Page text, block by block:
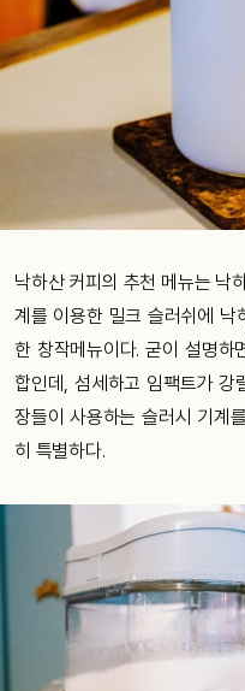
낙하산 커피의 추천 메뉴는 낙
계를 이용한 밀크 슬러쉬에 낙
한 창작메뉴이다. 굳이 설명하
합인데, 섬세하고 임팩트가 강
장들이 사용하는 슬러시 기계
히 특별하다.